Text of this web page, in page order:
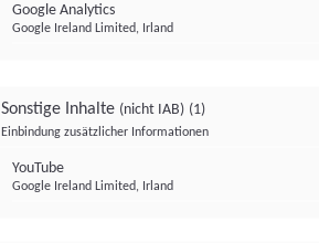
Google Analytics
Google Ireland Limited, Irland
Sonstige Inhalte (nicht IAB) (1)
Einbindung zusätzlicher Informationen
YouTube
Google Ireland Limited, Irland